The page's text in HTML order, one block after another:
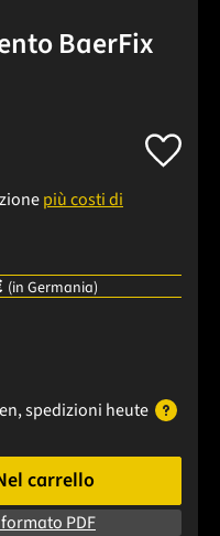
BaerFix
più costi di
(in Germania)
, spedizioni heute
la quantità desiderata o
carrello
PDF